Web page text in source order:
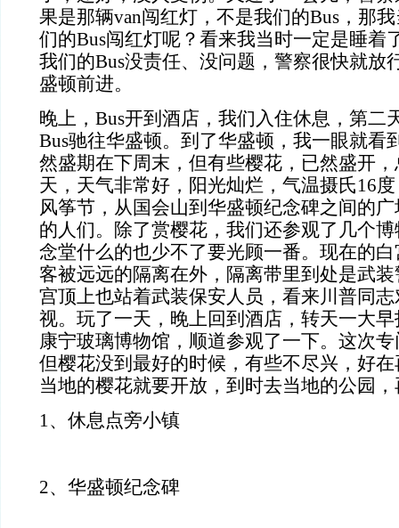
果是那辆van闯红灯，不是我们的Bus，那
们的Bus闯红灯呢？看来我当时一定是睡着
我们的Bus没责任、没问题，警察很快就放
盛顿前进。
晚上，Bus开到酒店，我们入住休息，第二
Bus驰往华盛顿。到了华盛顿，我一眼就看
然盛期在下周末，但有些樱花，已然盛开
天，天气非常好，阳光灿烂，气温摄氏16
风筝节，从国会山到华盛顿纪念碑之间的
的人们。除了赏樱花，我们还参观了几个
念堂什么的也少不了要光顾一番。现在的
客被远远的隔离在外，隔离带里到处是武
宫顶上也站着武装保安人员，看来川普同
视。玩了一天，晚上回到酒店，转天一大
康宁玻璃博物馆，顺道参观了一下。这次
但樱花没到最好的时候，有些不尽兴，好
当地的樱花就要开放，到时去当地的公园
1、休息点旁小镇
2、华盛顿纪念碑